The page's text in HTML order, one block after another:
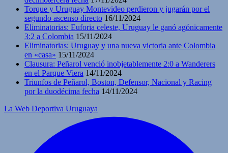
Torque y Uruguay Montevideo perdieron y jugarán por el
segundo ascenso directo 16/11/2024
Eliminatorias: Euforia celeste, Uruguay le ganó agónicamente
3:2 a Colombia 15/11/2024
Eliminatorias: Uruguay y una nueva victoria ante Colombia
en «casa» 15/11/2024
Clausura: Peñarol venció inobjetablemente 2:0 a Wanderers
en el Parque Viera 14/11/2024
Triunfos de Peñarol, Boston, Defensor, Nacional y Racing
por la duodécima fecha 14/11/2024
La Web Deportiva Uruguaya